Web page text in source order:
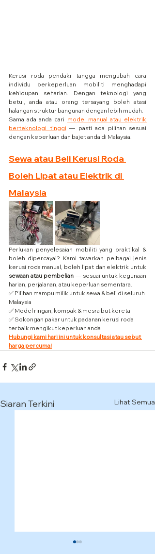
Kerusi roda pendaki tangga mengubah cara
individu berkeperluan mobiliti menghadapi
kehidupan seharian. Dengan teknologi yang
betul, anda atau orang tersayang boleh atasi
halangan struktur bangunan dengan lebih mudah.
Sama ada anda cari model manual atau elektrik
berteknologi tinggi — pasti ada pilihan sesuai
dengan keperluan dan bajet anda di Malaysia.
Sewa atau Beli Kerusi Roda
Boleh Lipat atau Elektrik di
Malaysia
Perlukan penyelesaian mobiliti yang praktikal &
boleh dipercayai? Kami tawarkan pelbagai jenis
sewaan atau pembelian — sesuai untuk kegunaan
harian, perjalanan, atau keperluan sementara.
✅ Pilihan mampu milik untuk sewa & beli di seluruh
Malaysia
✅ Model ringan, kompak & mesra but kereta
✅ Sokongan pakar untuk padanan kerusi roda
terbaik mengikut keperluan anda
Hubungi kami hari ini untuk konsultasi atau sebut
harga percuma!
Siaran Terkini Lihat Semua